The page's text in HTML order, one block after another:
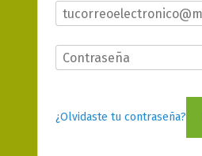
¿Olvidaste tu contraseña?